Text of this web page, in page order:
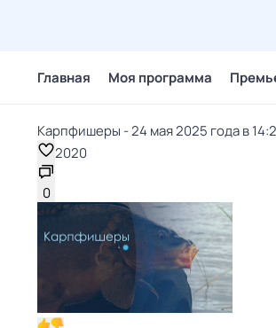
Главная Моя программа
Карпфишеры - 24 мая 2025 года в
2020
0